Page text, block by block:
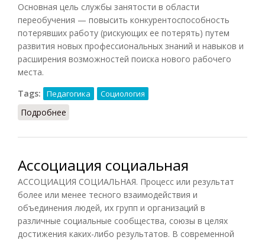
Основная цель службы занятости в области
переобучения — повысить конкурентоспособность
потерявших работу (рискующих ее потерять) путем
развития новых профессиональных знаний и навыков и
расширения возможностей поиска нового рабочего
места.
Tags:
Педагогика Социология
Подробнее
Ассоциация социальная
АССОЦИАЦИЯ СОЦИАЛЬНАЯ. Процесс или результат
более или менее тесного взаимодействия и
объединения людей, их групп и организаций в
различные социальные сообщества, союзы в целях
достижения каких-либо результатов. В современной